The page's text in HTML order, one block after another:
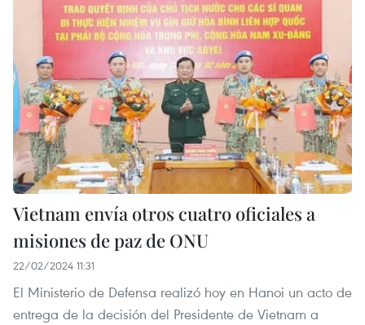
Vietnam envía otros cuatro oficiales a
misiones de paz de ONU
22/02/2024 11:31
El Ministerio de Defensa realizó hoy en Hanoi un acto de
entrega de la decisión del Presidente de Vietnam a